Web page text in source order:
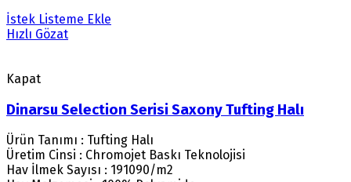
İstek Listeme Ekle
Hızlı Gözat
Kapat
Dinarsu Selection Serisi Saxony Tufting Halı
Ürün Tanımı : Tufting Halı
Üretim Cinsi : Chromojet Baskı Teknolojisi
Hav İlmek Sayısı : 191090/m2